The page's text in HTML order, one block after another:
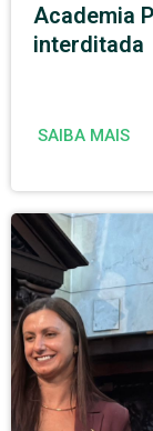
Academia
interditada
SAIBA MAIS